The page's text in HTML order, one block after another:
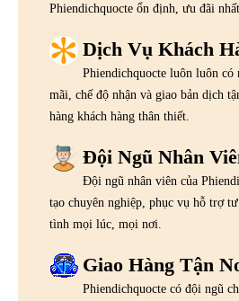
Phiendichquocte ổn định, ưu đãi nhất.
Dịch Vụ Khách
Phiendichquocte luôn luôn có
mãi, chế độ nhận và giao bản dịch
hàng khách hàng thân thiết.
Đội Ngũ Nhân
Đội ngũ nhân viên của
tạo chuyên nghiệp, phục vụ hỗ trợ
tình mọi lúc, mọi nơi.
Giao Hàng Tận
Phiendichquocte có đội ngũ